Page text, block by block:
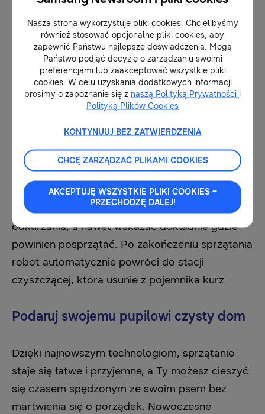
AI w służbie zwierzakom
Proces odkurzania możemy sobie jeszcze
bardziej ułatwić. Wyobraźmy sobie, że
wychodzimy na zakupy, zwierzak zostaje w
mieszkania. Dzięki aplikacji SmartThings jest to
możliwe
[3]. Pozwala ona na zdalne sterowanie
odkurzaczem Jet Bot AI+i śledzenie jego pracy.
Możemy uruchomić bądź zatrzymać urządzenie,
zmienić moc ssania, ustalić harmonogram
odkurzania, a nawet wskazać dokładnie gdzie
powinien posprzątać. Po zakończeniu sprzątania
robot automatycznie powróci do stacji
czyszczącej, która usunie z pojemnika kurz.
Podaruj swojemu pupilowi czysty dom
Dzięki najnowszym technologiom, sprzątanie
staje się łatwe i przyjemne, a Ty możesz cieszyć
się czasem spędzonym ze swoim psem bez
martwienia się o porządek. Nowoczesne
Nasza strona wykorzystuje pliki cookies. Chcielibyśmy
również stosować opcjonalne pliki cookies, aby
zapewnić Państwu najlepsze doświadczenia. Mogą
Państwo podjąć decyzję o zarządzaniu swoimi
preferencjami lub zaakceptować wszystkie pliki
cookies. W celu uzyskania dodatkowych informacji
prosimy o zapoznanie się z naszą Polityką Prywatności i
Polityką Plików Cookies
KONTYNUUJ BEZ ZATWIERDZENIA
CHCĘ ZARZĄDZAĆ PLIKAMI COOKIES
AKCEPTUJĘ WSZYSTKIE PLIKI COOKIES –
PRZECHODZĘ DALEJ!